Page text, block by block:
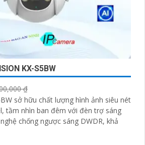
KX-S5BW
₫
sở hữu chất lượng hình ảnh siêu nét
tầm nhìn ban đêm với đèn trợ sáng
chống ngược sáng DWDR, khả